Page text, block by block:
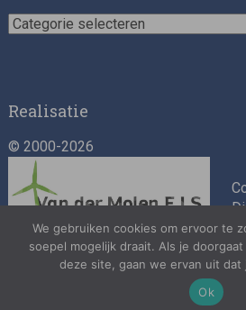
Asset Management Internship
Nieuwscategorieën
Realisatie
© 2000-2026
voorwaarden
Privacybeleid
We gebruiken cookies om ervoor te
soepel mogelijk draait. Als je
deze site, gaan we ervan uit dat
Ok